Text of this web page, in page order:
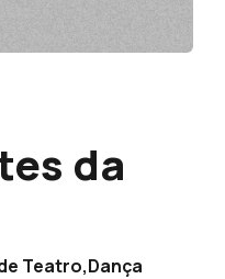
da
Teatro,Dança